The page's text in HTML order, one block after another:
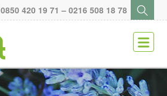
0850 420 19 71 – 0216 508 18 78